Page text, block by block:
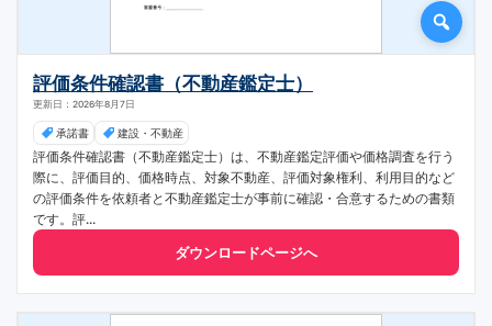
評価条件確認書（不動産鑑定士）
更新日：2026年8月7日
承諾書 建設・不動産
評価条件確認書（不動産鑑定士）は、不動産鑑定評価や価格調査を行う
際に、評価目的、価格時点、対象不動産、評価対象権利、利用目的など
の評価条件を依頼者と不動産鑑定士が事前に確認・合意するための書類
です。評...
ダウンロードページへ